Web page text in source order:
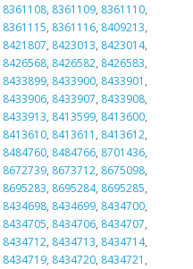
8361108, 8361109, 8361110,
8361115, 8361116, 8409213,
8421807, 8423013, 8423014,
8426568, 8426582, 8426583,
8433899, 8433900, 8433901 ,
8433906, 8433907, 8433908,
8433913, 8413599, 8413600,
8413610, 8413611 , 8413612,
8484760, 8484766, 8701436,
8672739, 8673712, 8675098,
8695283, 8695284, 8695285,
8434698, 8434699, 8434700,
8434705, 8434706, 8434707,
8434712, 8434713, 8434714,
8434719, 8434720, 8434721 ,